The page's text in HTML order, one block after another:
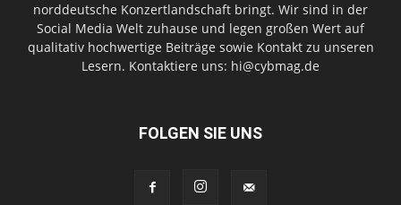
norddeutsche Konzertlandschaft bringt. Wir sind in der
Social Media Welt zuhause und legen großen Wert auf
qualitativ hochwertige Beiträge sowie Kontakt zu unseren
Lesern. Kontaktiere uns: hi@cybmag.de
FOLGEN SIE UNS